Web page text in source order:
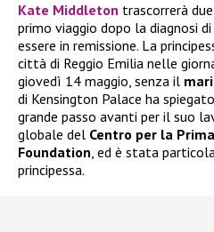
Kate Middleton trascorrerà
primo viaggio dopo la diagnosi
essere in remissione. La
città di Reggio Emilia nelle
giovedì 14 maggio, senza il
di Kensington Palace ha
grande passo avanti per il suo
globale del Centro per la
Foundation, ed è stata
principessa.